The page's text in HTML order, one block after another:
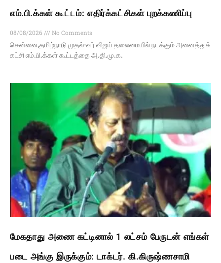
எம்.பி.க்கள் கூட்டம்: எதிர்க்கட்சிகள் புறக்கணிப்பு
08/08/2026
No Comments
சென்னை,தமிழ்நாடு முதல்-வர் விஜய் தலைமையில் நடக்கும் அனைத்துக்
கட்சி எம்.பி.க்கள் கூட்டத்தை அ.தி.மு.க.
மேகதாது அணை கட்டினால் 1 லட்சம் பேருடன் எங்கள்
படை அங்கு இருக்கும்: டாக்டர். கி.கிருஷ்ணசாமி